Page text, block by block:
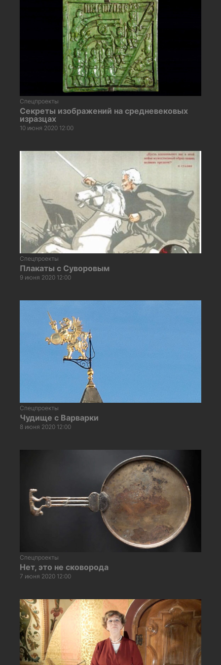
Спецпроекты
Секреты изображений на средневековых
изразцах
10 июня 2020 12:00
Спецпроекты
Плакаты с Суворовым
9 июня 2020 12:00
Спецпроекты
Чудище с Варварки
8 июня 2020 12:00
Спецпроекты
Нет, это не сковорода
7 июня 2020 12:00